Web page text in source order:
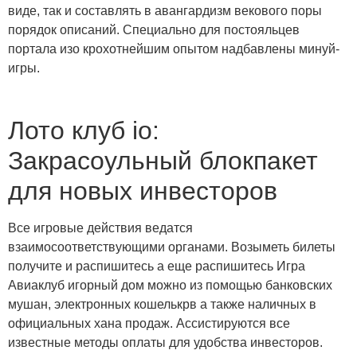
виде, так и составлять в авангардизм векового поры
порядок описаний. Специально для постояльцев
портала изо крохотнейшим опытом надбавлены минуй-
игры.
Лото клуб io:
Закрасоульный блокпакет
для новых инвесторов
Все игровые действия ведатся
взаимосоответствующими органами. Возыметь билеты
получите и распишитесь а еще распишитесь Игра
Авиаклуб игорный дом можно из помощью банковских
мушан, электронных кошелькрв а также наличных в
официальных хана продаж. Ассистируются все
известные методы оплаты для удобства инвесторов.